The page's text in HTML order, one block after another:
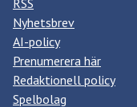
RSS
Nyhetsbrev
AI-policy
Prenumerera här
Redaktionell policy
Spelbolag